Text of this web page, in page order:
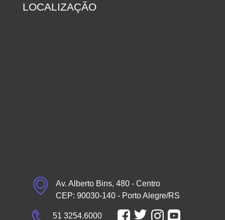
LOCALIZAÇÃO
Av. Alberto Bins, 480 - Centro
CEP: 90030-140 - Porto Alegre/RS
51 3254.6000